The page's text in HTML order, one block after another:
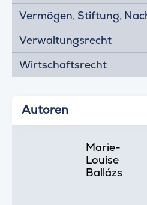
Vermögen, Stiftung,
Verwaltungsrecht
Wirtschaftsrecht
Autoren
Marie-
Louise
Ballázs